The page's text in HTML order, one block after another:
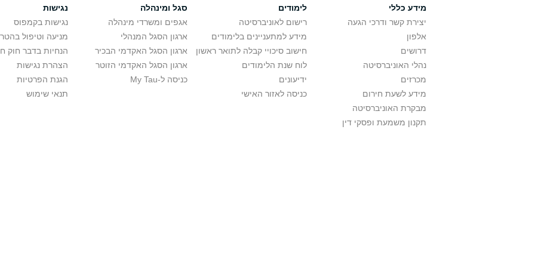
מידע כללי
יצירת קשר ודרכי הגעה
אלפון
דרושים
נהלי האוניברסיטה
מכרזים
מידע לשעת חירום
מבקרת האוניברסיטה
תקנון משמעת ופסקי דין
לימודים
רישום לאוניברסיטה
מידע למתעניינים בלימודים
חישוב סיכויי קבלה לתואר ראשון
לוח שנת הלימודים
ידיעונים
כניסה לאזור האישי
סגל ומינהלה
אגפים ומשרדי מינהלה
ארגון הסגל המנהלי
ארגון הסגל האקדמי הבכיר
ארגון הסגל האקדמי הזוטר
כניסה ל-My Tau
נגישות
נגישות בקמפוס
מניעה וטיפול
הנחיות בדבר חוק
הצהרת נגישות
הגנת הפרטיות
תנאי שימוש